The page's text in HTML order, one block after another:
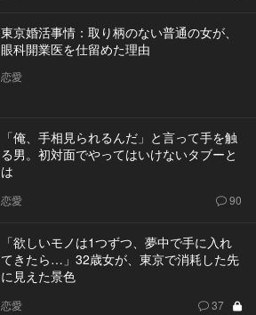
東京婚活事情：取り柄のない普通の女が、
眼科開業医を仕留めた理由
恋愛
「俺、手相見られるんだ」と言って手を触
る男。初対面でやってはいけないタブーと
は
恋愛 90
「欲しいモノは1つずつ、夢中で手に入れ
てきたら…」32歳女が、東京で消耗した先
に見えた景色
恋愛 37